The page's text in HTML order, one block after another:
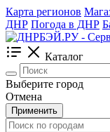
Карта регионов
ДНР Погода в ДНР
Каталог
Выберите город
Отмена
Применить